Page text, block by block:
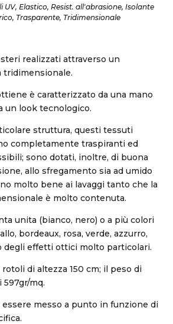
UV, Elastico, Resist. all'abrasione, Isolante
Trasparente, Tridimensionale
realizzati attraverso un
tridimensionale.
è caratterizzato da una mano
un look tecnologico.
struttura, questi tessuti
completamente traspiranti ed
sono dotati, inoltre, di buona
allo sfregamento sia ad umido
molto bene ai lavaggi tanto che la
è molto contenuta.
unita (bianco, nero) o a più colori
bordeaux, rosa, verde, azzurro,
degli effetti ottici molto particolari.
di altezza 150 cm; il peso di
mq.
messo a punto in funzione di